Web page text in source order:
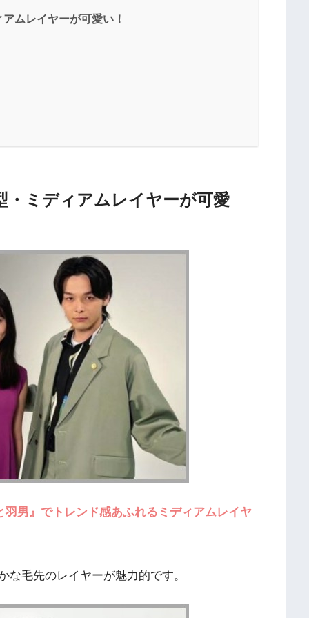
ムレイヤーが可愛い！
・ミディアムレイヤーが可愛
羽男』でトレンド感あふれるミディアムレイヤ
毛先のレイヤーが魅力的です。